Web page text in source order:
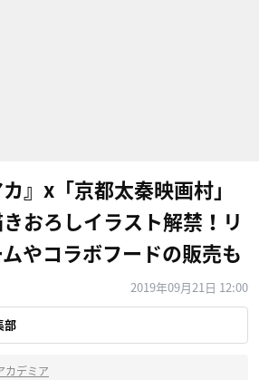
』x「京都太秦映画村」
おろしイラスト解禁！リ
やコラボフードの販売も
2019年09月21日 12:00
部
カデミア